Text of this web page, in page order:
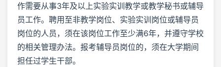
作需要从事3年及以上实验实训教学或教学秘书或辅导
员工作。聘用至非教学岗位、实验实训岗位或辅导员
岗位的人员，须在该岗位工作至少满6年，并遵守学校
的相关管理办法。报考辅导员岗位的，须在大学期间
担任过学生干部。